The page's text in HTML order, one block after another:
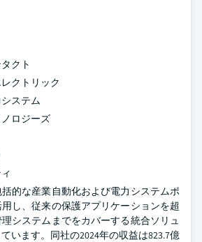
クト
クトリック
ステム
ロジーズ
括的な産業自動化および電力システムポ
し、従来の保護アプリケーションを超
システムまでをカバーする統合ソリュ
います。同社の2024年の収益は823.7億